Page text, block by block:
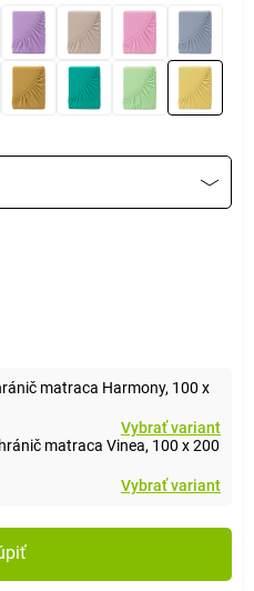
matraca Harmony, 100 x
Vybrať variant
matraca Vinea, 100 x 200
Vybrať variant